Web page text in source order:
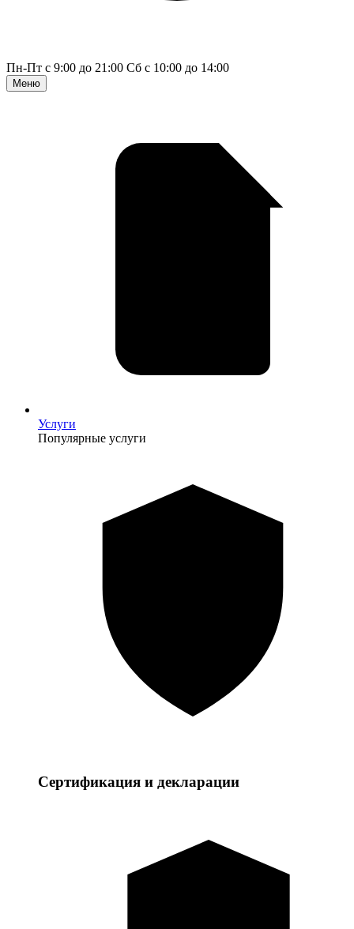
Пн-Пт с 9:00 до 21:00 Сб с 10:00 до 14:00
Меню
Услуги
Популярные услуги
Сертификация и декларации